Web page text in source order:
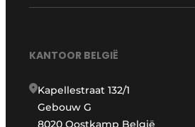
KANTOOR BELGIË
Kapellestraat 132/1
Gebouw G
8020 Oostkamp België